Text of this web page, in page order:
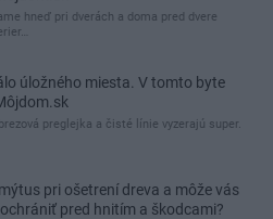
hneď pri dverách a doma pred dvere
úložného miesta. V tomto byte
preglejka a čisté línie vyzerajú super.
pri ošetrení dreva a môže vás
pred hnitím a škodcami?